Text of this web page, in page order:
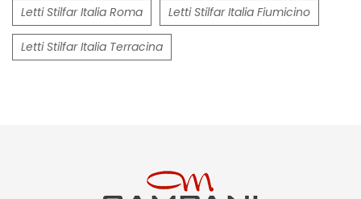
Letti Stilfar Italia Roma Letti Stilfar Italia Fiumicino
Letti Stilfar Italia Terracina